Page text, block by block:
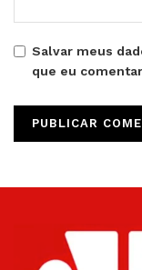
Salvar meus
que eu